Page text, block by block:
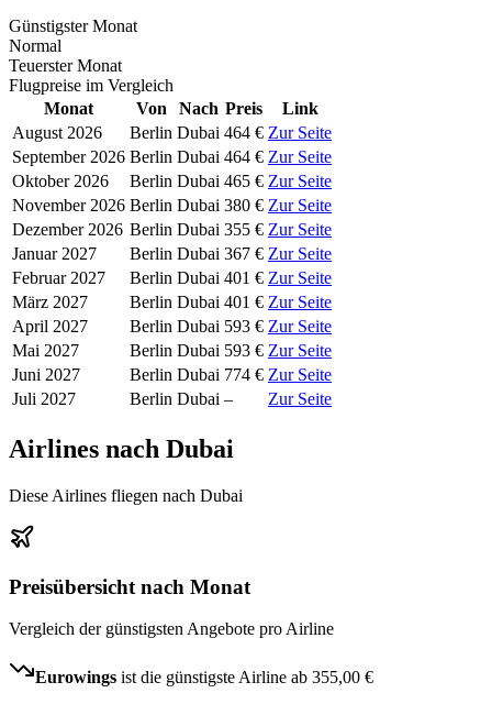
Günstigster Monat
Normal
Teuerster Monat
Flugpreise im Vergleich
Monat
Von Nach Preis
Link
August 2026
Berlin Dubai 464 € Zur Seite
September 2026 Berlin Dubai 464 € Zur Seite
Oktober 2026
Berlin Dubai 465 € Zur Seite
November 2026 Berlin Dubai 380 € Zur Seite
Dezember 2026 Berlin Dubai 355 € Zur Seite
Januar 2027
Berlin Dubai 367 € Zur Seite
Februar 2027
Berlin Dubai 401 € Zur Seite
März 2027
Berlin Dubai 401 € Zur Seite
April 2027
Berlin Dubai 593 € Zur Seite
Mai 2027
Berlin Dubai 593 € Zur Seite
Juni 2027
Berlin Dubai 774 € Zur Seite
Juli 2027
Berlin Dubai – Zur Seite
Airlines nach Dubai
Diese Airlines fliegen nach Dubai
Preisübersicht nach Monat
Vergleich der günstigsten Angebote pro Airline
Eurowings ist die günstigste Airline ab 355,00 €